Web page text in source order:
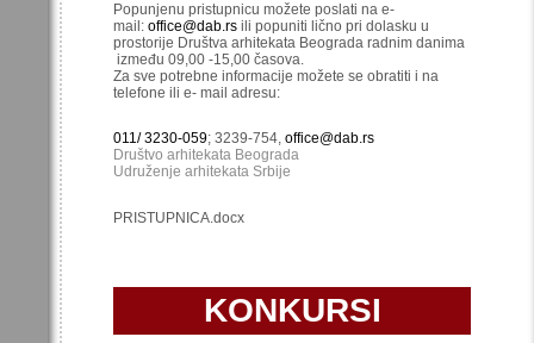
Popunjenu pristupnicu možete poslati na e-
mail: office@dab.rs ili popuniti lično pri dolasku u
prostorije Društva arhitekata Beograda radnim danima
između 09,00 -15,00 časova.
Za sve potrebne informacije možete se obratiti i na
telefone ili e- mail adresu:
011/ 3230-059; 3239-754, office@dab.rs
Društvo arhitekata Beograda
Udruženje arhitekata Srbije
PRISTUPNICA.docx
KONKURSI